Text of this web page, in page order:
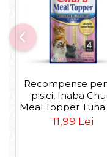
Recompense
pisici, Inaba
Meal Topper
Salmon Recipe
11,99 Lei